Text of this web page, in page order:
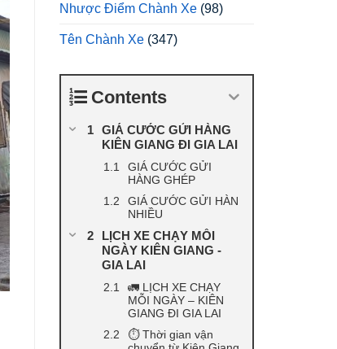
Nhược Điểm Chành Xe (98)
Tên Chành Xe (347)
Contents
GIÁ CƯỚC GỬI HÀNG
KIÊN GIANG ĐI GIA LAI
GIÁ CƯỚC GỬI
HÀNG GHÉP
GIÁ CƯỚC GỬI HÀN
NHIỀU
LỊCH XE CHẠY MỖI
NGÀY KIÊN GIANG -
GIA LAI
🚛 LỊCH XE CHẠY
MỖI NGÀY – KIÊN
GIANG ĐI GIA LAI
⏱️ Thời gian vận